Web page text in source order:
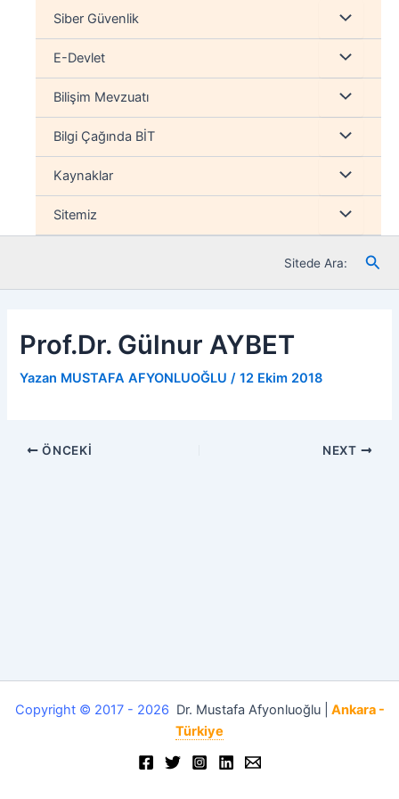
Siber Güvenlik Menu
düğmesi
E-Devlet Menu
düğmesi
Bilişim Mevzuatı Menu
düğmesi
Bilgi Çağında BİT Menu
düğmesi
Kaynaklar Menu
düğmesi
Sitemiz Menu
düğmesi
Sitede Ara:
Prof.Dr. Gülnur AYBET
Yazan MUSTAFA AFYONLUOĞLU/12 Ekim 2018
ÖNCEKI NEXT
Copyright © 2017 - 2026 Dr. Mustafa Afyonluoğlu |
Ankara -
Türkiye